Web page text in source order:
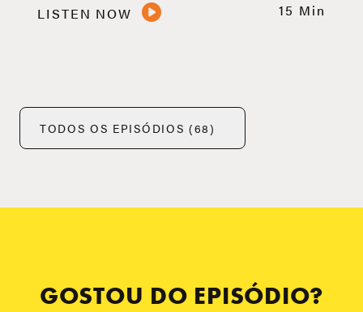
LISTEN NOW 15 Min
TODOS OS EPISÓDIOS (68)
GOSTOU DO EPISÓDIO?